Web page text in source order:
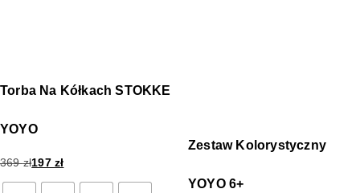
Torba Na Kółkach STOKKE
YOYO
369zł197zł
Zestaw Kolorystyczny
YOYO 6+